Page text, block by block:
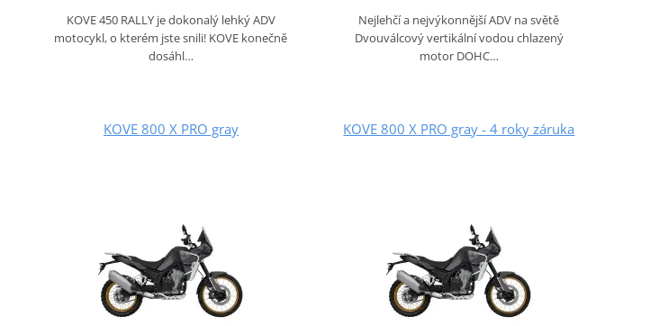
KOVE 450 RALLY je dokonalý lehký ADV
motocykl, o kterém jste snili! KOVE konečně
dosáhl…
Nejlehčí a nejvýkonnější ADV na světě
Dvouválcový vertikální vodou chlazený
motor DOHC…
KOVE 800 X PRO gray KOVE 800 X PRO gray - 4 roky záruka